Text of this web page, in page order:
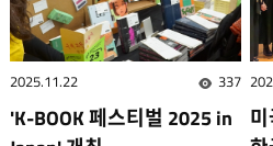
2025.11.22 조회수
337
'K-BOOK 페스티벌 2025 in